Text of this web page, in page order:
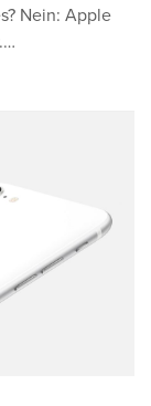
Nein: Apple